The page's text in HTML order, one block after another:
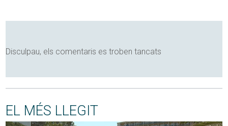
Disculpau, els comentaris es troben tancats
EL MÉS LLEGIT